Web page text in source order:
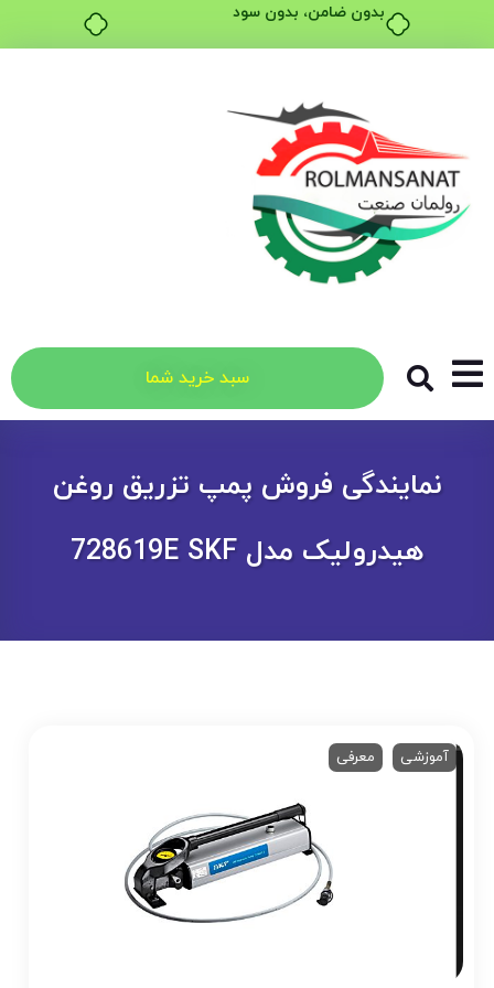
بدون ضامن، بدون سود
سبد خرید شما
نمایندگی فروش پمپ تزریق روغن
هیدرولیک مدل 728619E SKF
آموزشی معرفی